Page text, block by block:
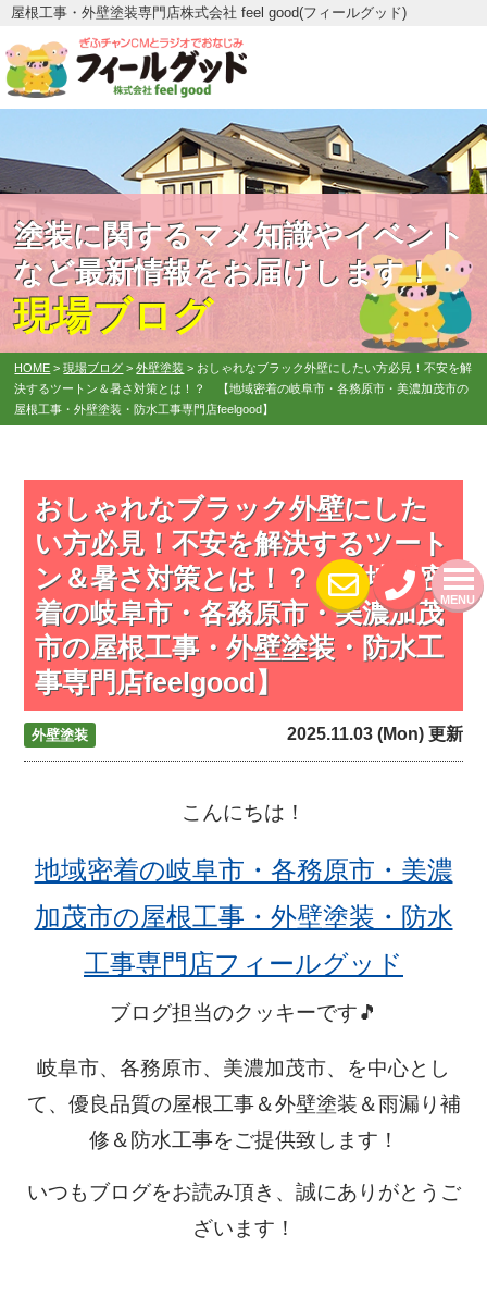
屋根工事・外壁塗装専門店株式会社 feel good(フィールグッド)
MENU
塗装に関するマメ知識やイベント
など最新情報をお届けします！
現場ブログ
HOME >現場ブログ >外壁塗装 > おしゃれなブラック外壁にしたい方必見！不安を解
決するツートン＆暑さ対策とは！？ 【地域密着の岐阜市・各務原市・美濃加茂市の
屋根工事・外壁塗装・防水工事専門店feelgood】
おしゃれなブラック外壁にした
い方必見！不安を解決するツート
ン＆暑さ対策とは！？ 【地域密
着の岐阜市・各務原市・美濃加茂
市の屋根工事・外壁塗装・防水工
事専門店feelgood】
外壁塗装 2025.11.03 (Mon) 更新
こんにちは！
地域密着の岐阜市・各務原市・美濃
加茂市の屋根工事・外壁塗装・防水
工事専門店フィールグッド
ブログ担当のクッキーです🎵
岐阜市、各務原市、美濃加茂市、を中心とし
て、優良品質の屋根工事＆外壁塗装＆雨漏り補
修＆防水工事をご提供致します！
いつもブログをお読み頂き、誠にありがとうご
ざいます！